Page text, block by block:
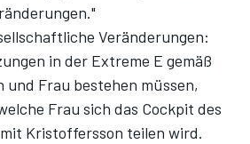
Veränderungen:
in der Extreme E gemäß
und Frau bestehen müssen,
Frau sich das Cockpit des
mit Kristoffersson teilen wird.